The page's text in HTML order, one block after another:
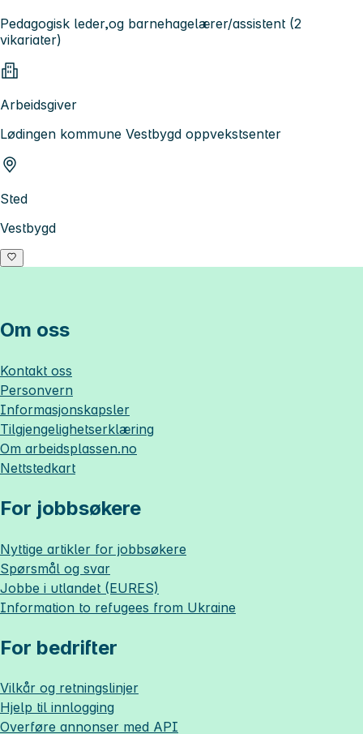
Pedagogisk leder,og barnehagelærer/assistent (2
vikariater)
Arbeidsgiver
Lødingen kommune Vestbygd oppvekstsenter
Sted
Vestbygd
Om oss
Kontakt oss
Personvern
Informasjonskapsler
Tilgjengelighetserklæring
Om arbeidsplassen.no
Nettstedkart
For jobbsøkere
Nyttige artikler for jobbsøkere
Spørsmål og svar
Jobbe i utlandet (EURES)
Information to refugees from Ukraine
For bedrifter
Vilkår og retningslinjer
Hjelp til innlogging
Overføre annonser med API